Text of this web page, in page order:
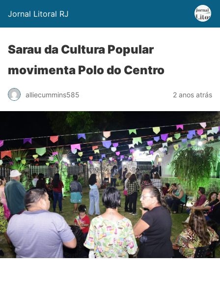
Jornal Litoral RJ
Sarau da Cultura Popular
movimenta Polo do Centro
alliecummins585 2 anos atrás